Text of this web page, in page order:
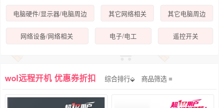
电脑硬件/显示器/电脑周边 其它网络相关 其它电脑周边
网络设备/网络相关 电子/电工 遥控开关
wol远程开机 优惠券折扣 综合排行⬙ 商品筛选